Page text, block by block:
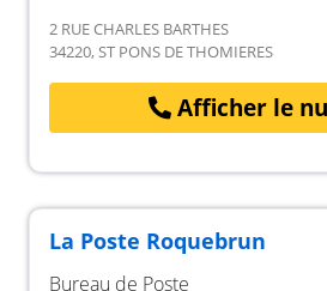
2 RUE CHARLES BARTHES
34220, ST PONS DE THOMIERES
Afficher le
La Poste Roquebrun
Bureau de Poste